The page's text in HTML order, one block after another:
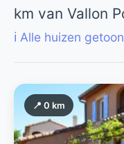
km van Vallon
ℹ️ Alle huizen
📍 0 km